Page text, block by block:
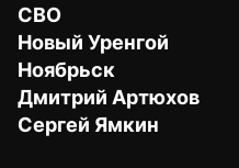
СВО
Новый Уренгой
Ноябрьск
Дмитрий Артюхов
Сергей Ямкин